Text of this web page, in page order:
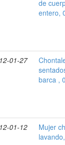
de
entero,
01-27
barca ,
01-12
Mujer